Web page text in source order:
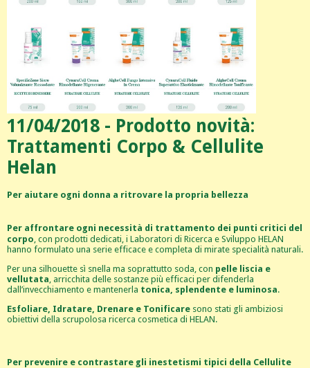
11/04/2018 - Prodotto novità:
Trattamenti Corpo & Cellulite
Helan
Per aiutare ogni donna a ritrovare la propria bellezza
Per affrontare ogni necessità di trattamento dei punti critici del
corpo, con prodotti dedicati, i Laboratori di Ricerca e Sviluppo HELAN
hanno formulato una serie efficace e completa di mirate specialità naturali.
Per una silhouette sì snella ma soprattutto soda, con pelle liscia e
vellutata, arricchita delle sostanze più efficaci per difenderla
dall’invecchiamento e mantenerla tonica, splendente e luminosa.
Esfoliare, Idratare, Drenare e Tonificare sono stati gli ambiziosi
obiettivi della scrupolosa ricerca cosmetica di HELAN.
Per prevenire e contrastare gli inestetismi tipici della Cellulite